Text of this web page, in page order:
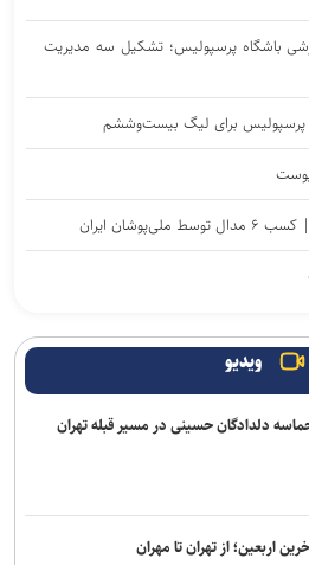
باشگاه پرسپولیس؛ تشکیل سه مدیریت
پرسپولیس برای لیگ بیست‌وششم
ایران
را جذب کرد
در دیدار تدارکاتی
به تمرینات تیم بزرگسالان
شروع لیگ پنجره استقلال خوزستان باز شود
ویدیو
دلدادگان حسینی در مسیر قبله تهران
اربعین؛ از تهران تا مهران